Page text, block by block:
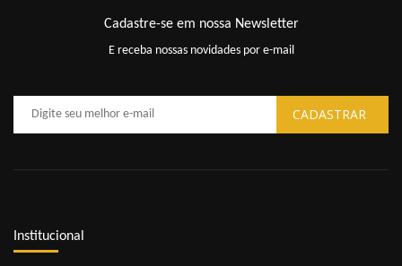
Cadastre-se em nossa Newsletter
E receba nossas novidades por e-mail
Institucional